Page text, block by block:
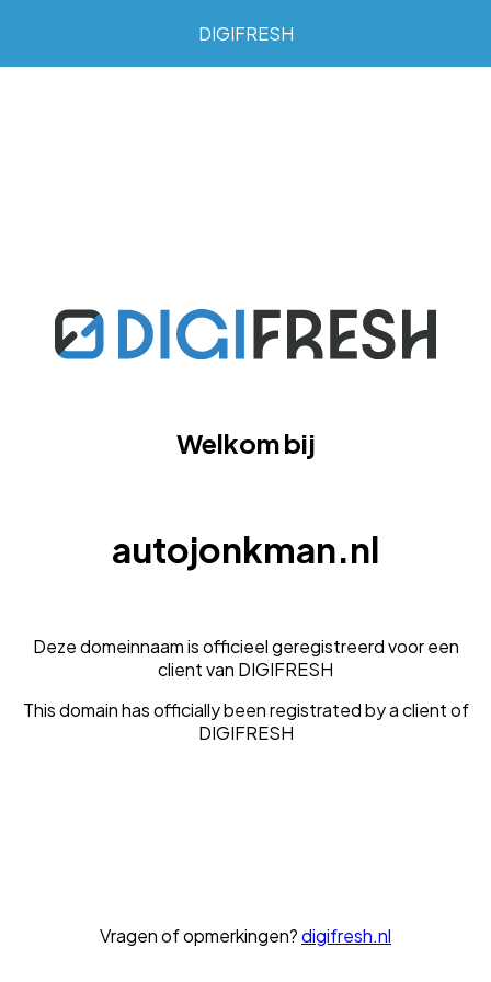
DIGIFRESH
Welkom bij
autojonkman.nl
Deze domeinnaam is officieel geregistreerd voor een
client van DIGIFRESH
This domain has officially been registrated by a client of
DIGIFRESH
Vragen of opmerkingen?digifresh.nl